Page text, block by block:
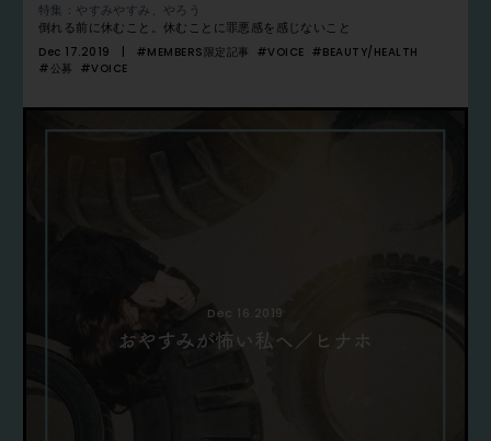
特集：やすみやすみ、やろう
倒れる前に休むこと。休むことに罪悪感を感じないこと
Dec 17.2019
#MEMBERS限定記事 #VOICE #BEAUTY/HEALTH
#公募 #VOICE
Dec 16.2019
おやすみが怖い私へ／ヒナホ